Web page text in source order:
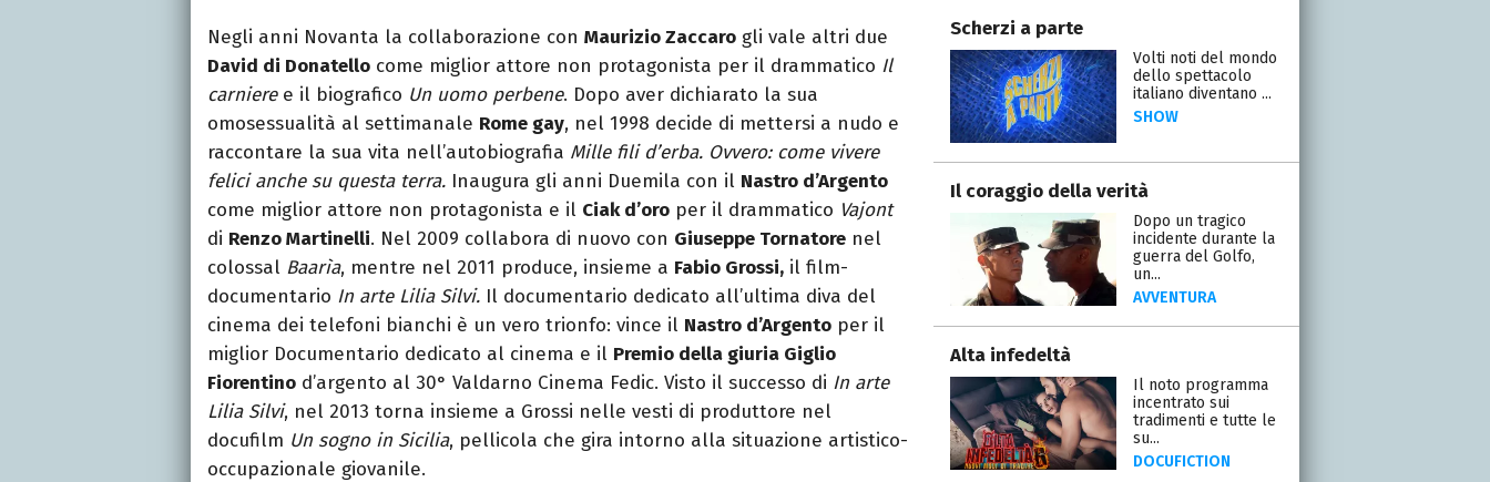
Negli anni Novanta la collaborazione con Maurizio Zaccaro gli vale altri due
David di Donatello come miglior attore non protagonista per il drammatico Il
carnieree il biografico Un uomo perbene. Dopo aver dichiarato la sua
omosessualità al settimanale Rome gay, nel 1998 decide di mettersi a nudo e
raccontare la sua vita nell’autobiografia Mille fili d’erba. Ovvero: come vivere
felici anche su questa terra. Inaugura gli anni Duemila con il Nastro d’Argento
come miglior attore non protagonista e il Ciak d’oro per il drammatico Vajont
di Renzo Martinelli. Nel 2009 collabora di nuovo con Giuseppe Tornatore nel
colossal Baarìa, mentre nel 2011 produce, insieme a Fabio Grossi, il film-
documentario In arte Lilia Silvi. Il documentario dedicato all’ultima diva del
cinema dei telefoni bianchi è un vero trionfo: vince il Nastro d’Argento per il
miglior Documentario dedicato al cinema e il Premio della giuria Giglio
Fiorentino d’argento al 30° Valdarno Cinema Fedic. Visto il successo di In arte
Lilia Silvi, nel 2013 torna insieme a Grossi nelle vesti di produttore nel
docufilm Un sogno in Sicilia, pellicola che gira intorno alla situazione artistico-
occupazionale giovanile.
Scherzi a parte
Volti noti del mondo
dello spettacolo
italiano diventano ...
SHOW
Il coraggio della verità
Dopo un tragico
incidente durante la
guerra del Golfo,
un...
AVVENTURA
Alta infedeltà
Il noto programma
incentrato sui
tradimenti e tutte le
su...
DOCUFICTION